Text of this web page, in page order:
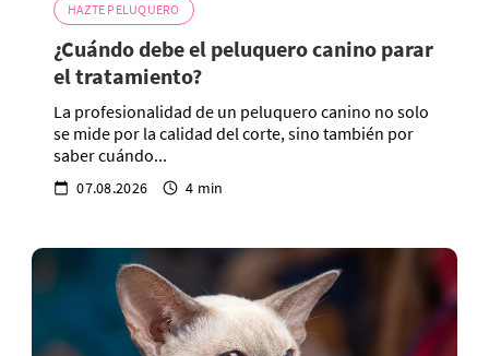
HAZTE PELUQUERO
¿Cuándo debe el peluquero canino parar
el tratamiento?
La profesionalidad de un peluquero canino no solo
se mide por la calidad del corte, sino también por
saber cuándo...
07.08.2026 4 min